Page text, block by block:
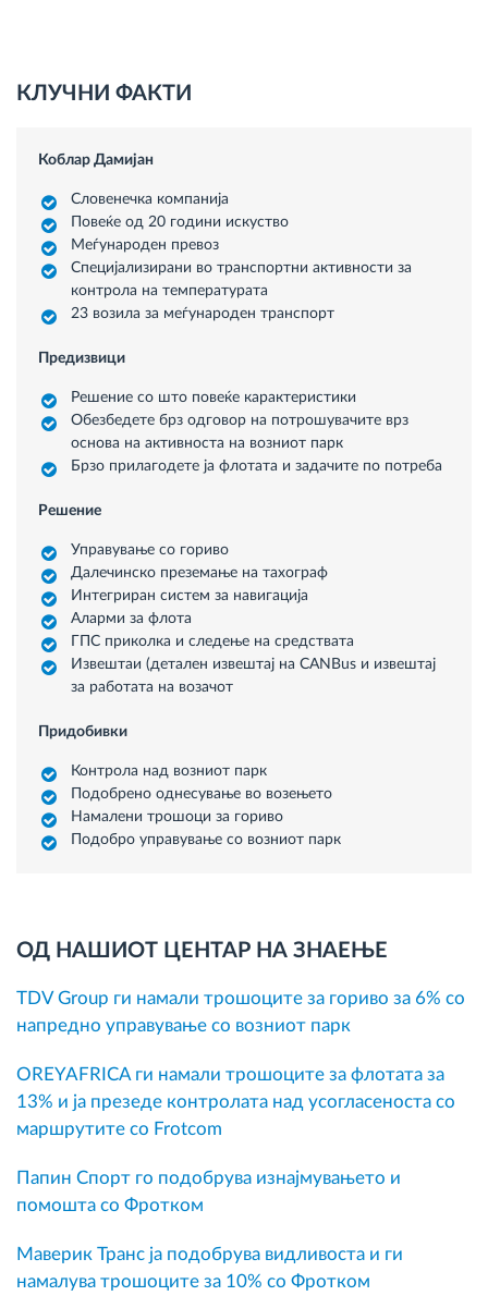
КЛУЧНИ ФАКТИ
Коблар Дамијан
Словенечка компанија
Повеќе од 20 години искуство
Меѓународен превоз
Специјализирани во транспортни активности за
контрола на температурата
23 возила за меѓународен транспорт
Предизвици
Решение со што повеќе карактеристики
Обезбедете брз одговор на потрошувачите врз
основа на активноста на возниот парк
Брзо прилагодете ја флотата и задачите по потреба
Решение
Управување со гориво
Далечинско преземање на тахограф
Интегриран систем за навигација
Аларми за флота
ГПС приколка и следење на средствата
Извештаи (детален извештај на CANBus и извештај
за работата на возачот
Придобивки
Контрола над возниот парк
Подобрено однесување во возењето
Намалени трошоци за гориво
Подобро управување со возниот парк
ОД НАШИОТ ЦЕНТАР НА ЗНАЕЊЕ
TDV Group ги намали трошоците за гориво за 6% со
напредно управување со возниот парк
OREYAFRICA ги намали трошоците за флотата за
13% и ја презеде контролата над усогласеноста со
маршрутите со Frotcom
Папин Спорт го подобрува изнајмувањето и
помошта со Фротком
Маверик Транс ја подобрува видливоста и ги
намалува трошоците за 10% со Фротком